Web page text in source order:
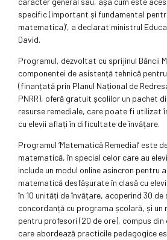
specific (important și fundamental
matematica)’, a declarat ministrul
David.
Programul, dezvoltat cu sprijinul Băncii
componentei de asistență tehnică
(finanțată prin Planul Național de
PNRR), oferă gratuit școlilor un pachet
resurse remediale, care poate fi utilizat
cu elevii aflați în dificultate de învățare.
Programul ‘Matematică Remedial’ este
matematică, în special celor care au
include un modul online asincron pentru
matematică desfășurate în clasă cu
în 10 unități de învățare, acoperind 30
concordanță cu programa școlară, și un
pentru profesori (20 de ore), compus
care abordează practicile pedagogice